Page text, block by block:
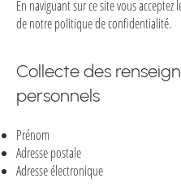
En naviguant sur ce site vous acceptez
de notre politique de confidentialité.
Collecte des
personnels
Prénom
Adresse postale
Adresse électronique